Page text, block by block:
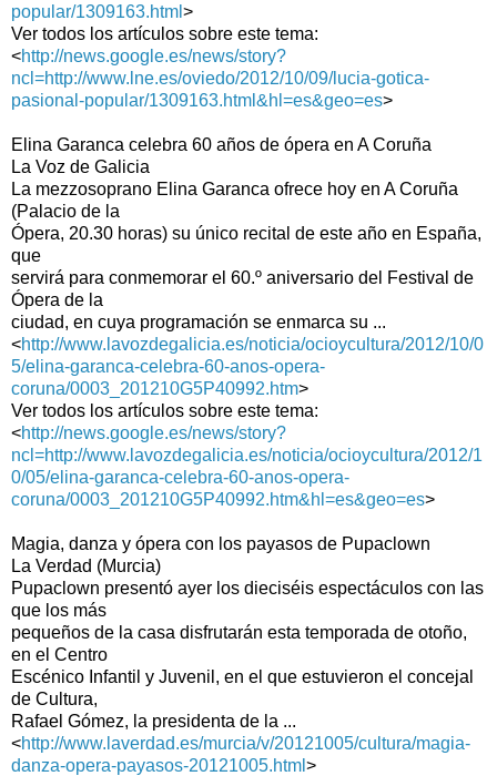
popular/1309163.html >
Ver todos los artículos sobre este tema:
<http://news.google.es/news/story?
ncl=http://www.lne.es/oviedo/2012/10/09/lucia-gotica-
pasional-popular/1309163.html&hl=es&geo=es>
Elina Garanca celebra 60 años de ópera en A Coruña
La Voz de Galicia
La mezzosoprano Elina Garanca ofrece hoy en A Coruña
(Palacio de la
Ópera, 20.30 horas) su único recital de este año en España,
que
servirá para conmemorar el 60.º aniversario del Festival de
Ópera de la
ciudad, en cuya programación se enmarca su ...
<http://www.lavozdegalicia.es/noticia/ocioycultura/2012/10/0
5/elina-garanca-celebra-60-anos-opera-
coruna/0003_201210G5P40992.htm>
Ver todos los artículos sobre este tema:
<http://news.google.es/news/story?
ncl=http://www.lavozdegalicia.es/noticia/ocioycultura/2012/1
0/05/elina-garanca-celebra-60-anos-opera-
coruna/0003_201210G5P40992.htm&hl=es&geo=es>
Magia, danza y ópera con los payasos de Pupaclown
La Verdad (Murcia)
Pupaclown presentó ayer los dieciséis espectáculos con las
que los más
pequeños de la casa disfrutarán esta temporada de otoño,
en el Centro
Escénico Infantil y Juvenil, en el que estuvieron el concejal
de Cultura,
Rafael Gómez, la presidenta de la ...
<http://www.laverdad.es/murcia/v/20121005/cultura/magia-
danza-opera-payasos-20121005.html >